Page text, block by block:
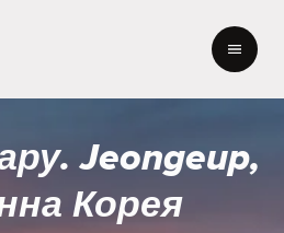
Jeongeup,
Корея